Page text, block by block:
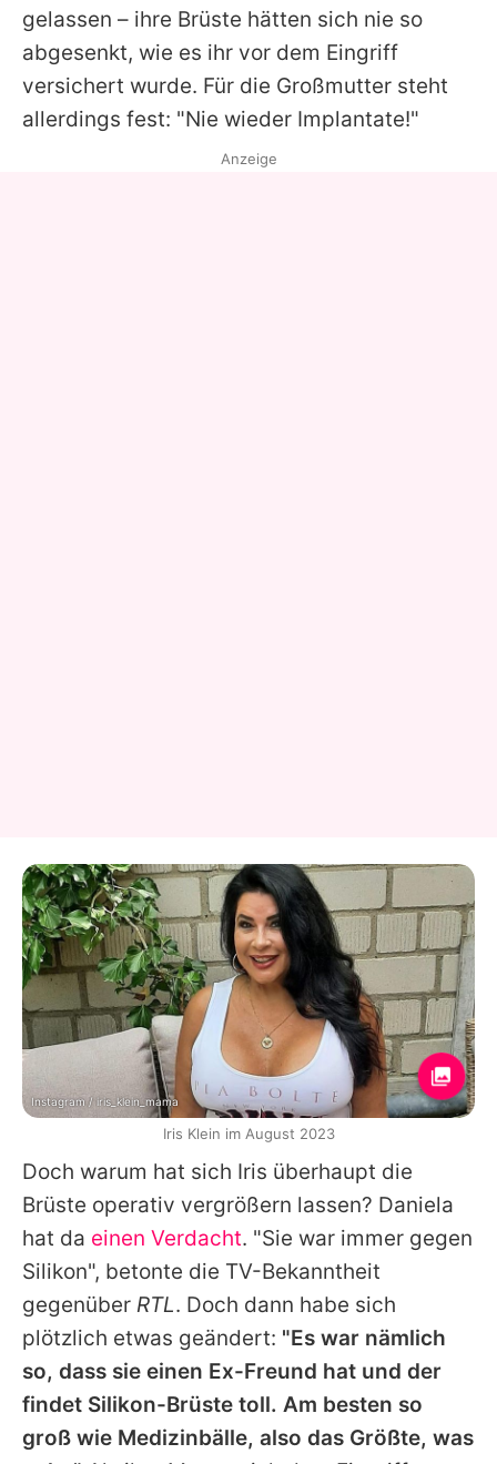
gelassen – ihre Brüste hätten sich nie so
abgesenkt, wie es ihr vor dem Eingriff
versichert wurde. Für die Großmutter steht
allerdings fest: "Nie wieder Implantate!"
Doch warum hat sich Iris überhaupt die
Brüste operativ vergrößern lassen? Daniela
hat da einen Verdacht. "Sie war immer gegen
Silikon", betonte die TV-Bekanntheit
gegenüber RTL. Doch dann habe sich
plötzlich etwas geändert: "Es war nämlich
so, dass sie einen Ex-Freund hat und der
findet Silikon-Brüste toll. Am besten so
groß wie Medizinbälle, also das Größte, was
Anzeige
Instagram / iris_klein_mama
Iris Klein im August 2023